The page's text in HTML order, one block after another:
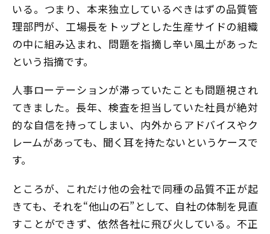
いる。つまり、本来独立しているべきはずの品質管
理部門が、工場長をトップとした生産サイドの組織
の中に組み込まれ、問題を指摘し辛い風土があった
という指摘です。
人事ローテーションが滞っていたことも問題視され
てきました。長年、検査を担当していた社員が絶対
的な自信を持ってしまい、内外からアドバイスやク
レームがあっても、聞く耳を持たないというケースで
す。
ところが、これだけ他の会社で同種の品質不正が起
きても、それを“他山の石”として、自社の体制を見直
すことができず、依然各社に飛び火している。不正